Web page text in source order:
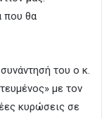
που θα
του ο κ.
με τον
κυρώσεις σε